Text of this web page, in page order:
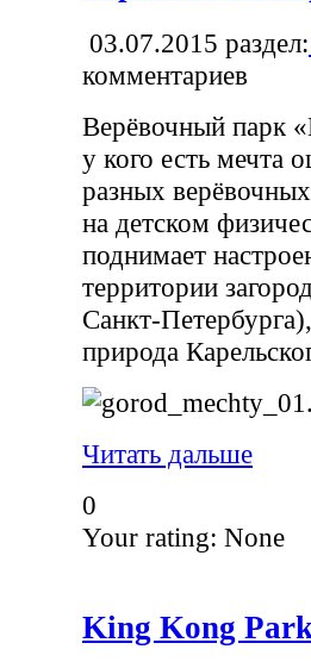
03.07.2015 раздел:
комментариев
Верёвочный парк
у кого есть мечта
разных
на детском
поднимает
территории
Санкт-
природа
Читать дальше
0
Your rating: None
King Kong Park